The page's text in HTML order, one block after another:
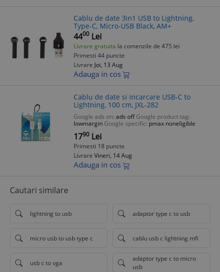
Cablu de date 3in1 USB to Lightning,
Type-C, Micro-USB Black, AM+
4400 Lei
Livrare gratuita la comenzile de 475 lei
Primesti 44 puncte
Livrare Joi, 13 Aug
Adauga in cos
Cablu de date si incarcare USB-C to
Lightning, 100 cm, JXL-282
Google ads on: ads off Google product tag:
lowmargin Google specific: pmax noneligible
1790 Lei
Primesti 18 puncte
Livrare Vineri, 14 Aug
Adauga in cos
Cautari similare
lightning to usb adaptor type c to usb
micro usb to usb type c cablu usb c lightning mfi
usb c to vga
adaptor type c to micro
usb